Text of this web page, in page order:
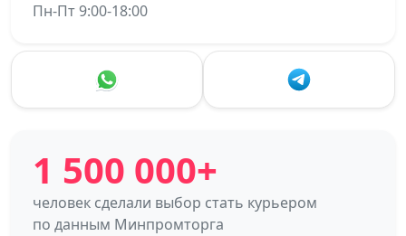
Пн-Пт 9:00-18:00
1 500 000+
человек сделали выбор стать курьером
по данным Минпромторга